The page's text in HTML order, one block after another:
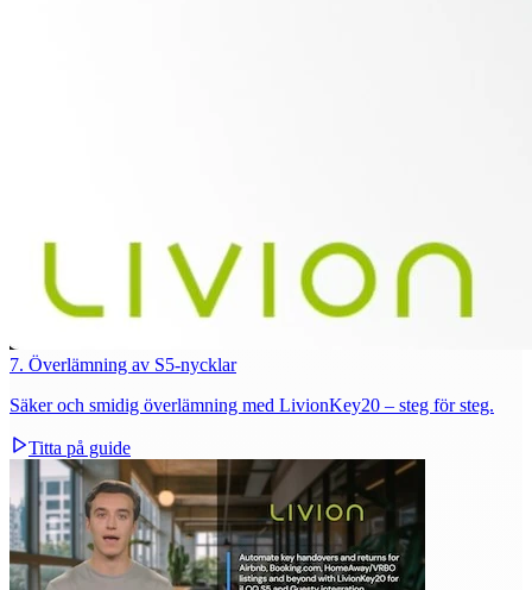
7. Överlämning av S5‑nycklar
Säker och smidig överlämning med LivionKey20 – steg för steg.
Titta på guide